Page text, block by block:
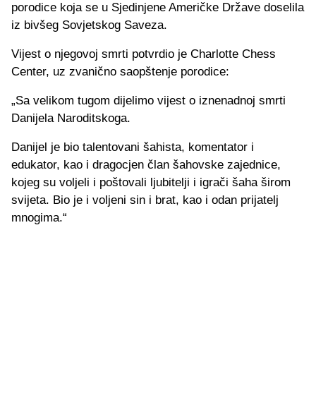
porodice koja se u Sjedinjene Američke Države doselila
iz bivšeg Sovjetskog Saveza.
Vijest o njegovoj smrti potvrdio je Charlotte Chess
Center, uz zvanično saopštenje porodice:
„Sa velikom tugom dijelimo vijest o iznenadnoj smrti
Danijela Naroditskoga.
Danijel je bio talentovani šahista, komentator i
edukator, kao i dragocjen član šahovske zajednice,
kojeg su voljeli i poštovali ljubitelji i igrači šaha širom
svijeta. Bio je i voljeni sin i brat, kao i odan prijatelj
mnogima.“